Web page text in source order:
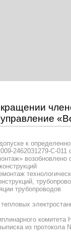
к
2462031279-С-
трубопроводов
из протокола